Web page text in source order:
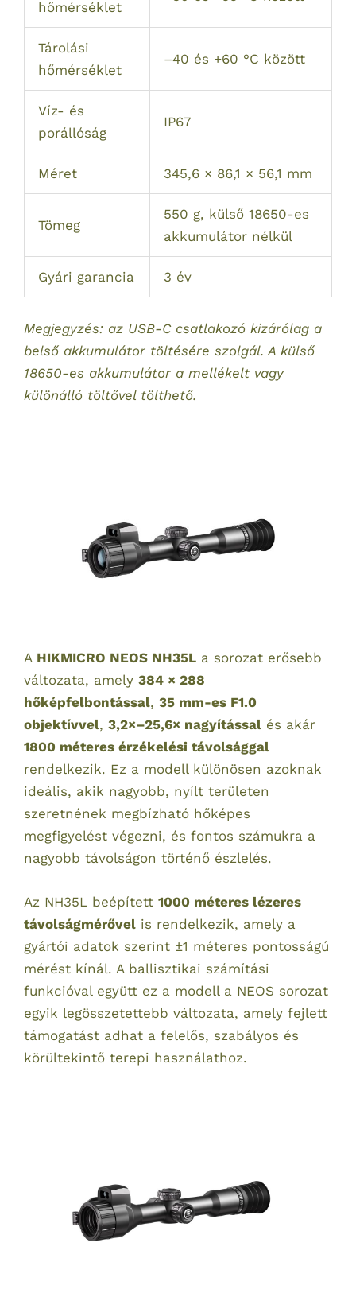
hőmérséklet
Tárolási
hőmérséklet
–40 és +60 °C között
Víz- és
porállóság
IP67
Méret 345,6 × 86,1 × 56,1 mm
Tömeg
550 g, külső 18650-es
akkumulátor nélkül
Gyári garancia 3 év
Megjegyzés: az USB-C csatlakozó kizárólag a
belső akkumulátor töltésére szolgál. A külső
18650-es akkumulátor a mellékelt vagy
különálló töltővel tölthető.
A HIKMICRO NEOS NH35L a sorozat erősebb
változata, amely 384 × 288
hőképfelbontással, 35 mm-es F1.0
objektívvel, 3,2×–25,6× nagyítással és akár
1800 méteres érzékelési távolsággal
rendelkezik. Ez a modell különösen azoknak
ideális, akik nagyobb, nyílt területen
szeretnének megbízható hőképes
megfigyelést végezni, és fontos számukra a
nagyobb távolságon történő észlelés.
Az NH35L beépített 1000 méteres lézeres
távolságmérővel is rendelkezik, amely a
gyártói adatok szerint ±1 méteres pontosságú
mérést kínál. A ballisztikai számítási
funkcióval együtt ez a modell a NEOS sorozat
egyik legösszetettebb változata, amely fejlett
támogatást adhat a felelős, szabályos és
körültekintő terepi használathoz.